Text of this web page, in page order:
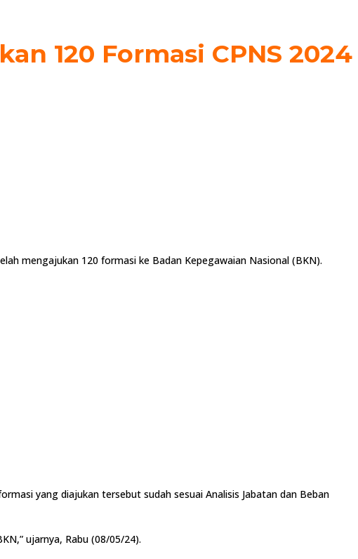
120 Formasi CPNS 2024
mengajukan 120 formasi ke Badan Kepegawaian Nasional (BKN).
yang diajukan tersebut sudah sesuai Analisis Jabatan dan Beban
ujarnya, Rabu (08/05/24).